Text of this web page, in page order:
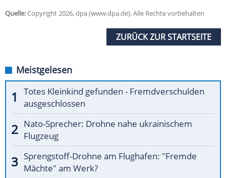
Quelle:Copyright 2026, dpa (www.dpa.de). Alle Rechte vorbehalten
ZURÜCK ZUR STARTSEITE
Meistgelesen
Totes Kleinkind gefunden - Fremdverschulden
ausgeschlossen
Nato-Sprecher: Drohne nahe ukrainischem
Flugzeug
Sprengstoff-Drohne am Flughafen: "Fremde
Mächte" am Werk?